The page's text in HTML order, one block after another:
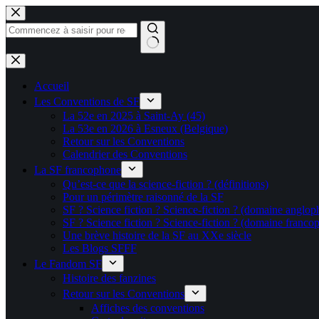
Passer
au
contenu
Aucun
résultat
Accueil
Les Conventions de SF
La 52e en 2025 à Saint-Ay (45)
La 53e en 2026 à Esneux (Belgique)
Retour sur les Conventions
Calendrier des Conventions
La SF francophone
Qu’est-ce que la science-fiction ? (définitions)
Pour un périmètre raisonné de la SF
SF ? Science fiction ? Science-fiction ? (domaine
SF ? Science fiction ? Science-fiction ? (domaine
Une brève histoire de la SF au XXe siècle
Les Blogs SFFF
Le Fandom SF
Histoire des fanzines
Retour sur les Conventions
Affiches des conventions